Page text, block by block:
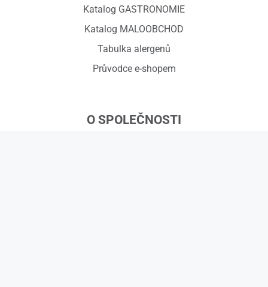
Katalog GASTRONOMIE
Katalog MALOOBCHOD
Tabulka alergenů
Průvodce e-shopem
O SPOLEČNOSTI